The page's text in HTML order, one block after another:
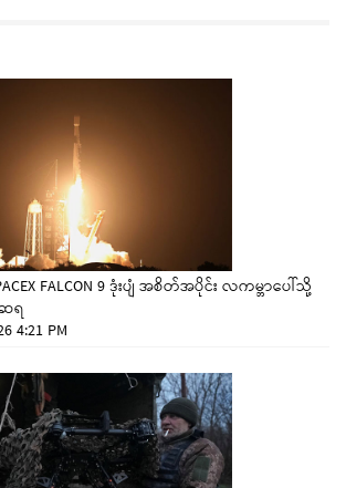
FALCON 9 ဒုံးပျံ အစိတ်အပိုင်း လကမ္ဘာပေါ်သို့
ရ
4:21 PM